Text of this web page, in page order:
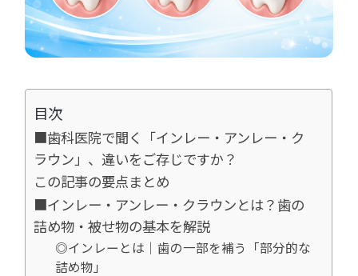
目次
■歯科医院で聞く「インレー・アンレー・ク
ラウン」、違いをご存じですか？
この記事の要点まとめ
■インレー・アンレー・クラウンとは？歯の
詰め物・被せ物の基本を解説
◎インレーとは｜歯の一部を補う「部分的な
詰め物」